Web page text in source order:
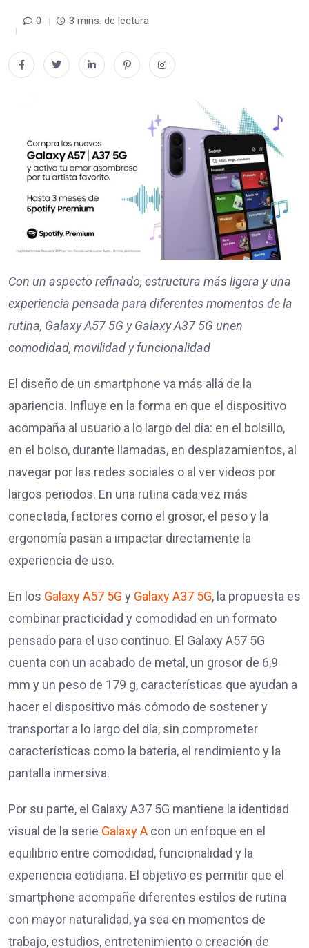
0 3 mins. de lectura
Con un aspecto refinado, estructura más ligera y una
experiencia pensada para diferentes momentos de la
rutina, Galaxy A57 5G y Galaxy A37 5G unen
comodidad, movilidad y funcionalidad
El diseño de un smartphone va más allá de la
apariencia. Influye en la forma en que el dispositivo
acompaña al usuario a lo largo del día: en el bolsillo,
en el bolso, durante llamadas, en desplazamientos, al
navegar por las redes sociales o al ver videos por
largos periodos. En una rutina cada vez más
conectada, factores como el grosor, el peso y la
ergonomía pasan a impactar directamente la
experiencia de uso.
En los Galaxy A57 5G y Galaxy A37 5G, la propuesta es
combinar practicidad y comodidad en un formato
pensado para el uso continuo. El Galaxy A57 5G
cuenta con un acabado de metal, un grosor de 6,9
mm y un peso de 179 g, características que ayudan a
hacer el dispositivo más cómodo de sostener y
transportar a lo largo del día, sin comprometer
características como la batería, el rendimiento y la
pantalla inmersiva.
Por su parte, el Galaxy A37 5G mantiene la identidad
visual de la serie Galaxy A con un enfoque en el
equilibrio entre comodidad, funcionalidad y la
experiencia cotidiana. El objetivo es permitir que el
smartphone acompañe diferentes estilos de rutina
con mayor naturalidad, ya sea en momentos de
trabajo, estudios, entretenimiento o creación de